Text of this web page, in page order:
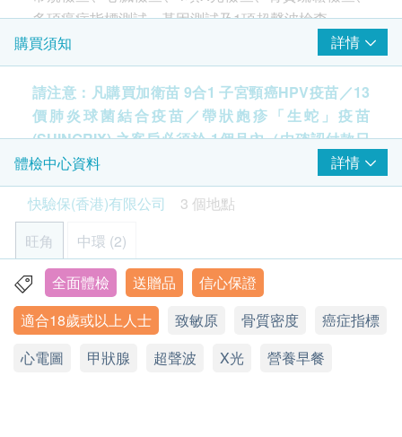
2 重點項目
超聲波檢查
上全腹部超聲波 (肝臟, 肝內膽管, 膽囊, 肝門靜脈, 總膽
管, 脾臟, 腎臟)
癌症指標 重點項目
癌胚抗原 (腸癌)
女士額外享有卵巢及乳房癌症指標測試
男士額外享有前列腺及游離前列腺癌症指標測試
鼻咽癌風險評估 重點項目
艾柏斯坦氏病毒抗體 (半定量) (鼻咽)
心臟檢查 重點項目
多項癌症指標測試、基因測試及1項超聲波檢查。
此計劃除一般身體檢查外，客人可自選以下項目(三項
選一):
大便DNA檢測DNA Stool Test - 早期大腸癌篩查大
便DNA檢測ColoClear ®
胃部健康及胃癌檢查
- 胃泌素17
- 胃蛋白酶原I
- 胃蛋白酶原II
- 胃蛋白酶原I/II比值
- 幽門螺旋桿菌13C 吹氣測試
肝纖維化指數評估組合
- 玻尿酸
- 組織基質金屬蛋白酶抑制劑
購買須知 詳情
請注意：凡購買加衛苗 9合1 子宮頸癌HPV疫苗／13
價肺炎球菌結合疫苗／帶狀皰疹「生蛇」疫苗
(SHINGRIX) 之客戶必須於 1個月內（由確認付款日
期起計）接種第一針苗，逾期作廢。
訂購身體檢查計劃之服務條款及細則：
確認客戶成功付款後，快驗保（香港）有限公司將
於下一個工作天辦公時間內，電郵及致電客戶預約
身體檢查的時間及地點。
一般身體檢查計劃有效期為6個月，客戶必須於6個
月內（由確認付款日期起計）接受有關檢查，逾期
作廢。新型冠狀病毒刺突蛋白總抗體測試 (定量) 須
於成功付款後6個月內完成，逾期無效。
體檢中心資料
詳情
快驗保(香港)有限公司
3 個地點
旺角
中環 (2)
九龍旺角彌敦道 664 號惠豐中心 13 樓全層
顯示地圖
星期一至五︰9:00a.m. – 1:00p.m.; 2:00p.m. – 6:00p.m.
全面體檢 送贈品
信心保證
適合18歲或以上人士
致敏原 骨質密度
癌症指標
心電圖
甲狀腺 超聲波 X光 營養早餐